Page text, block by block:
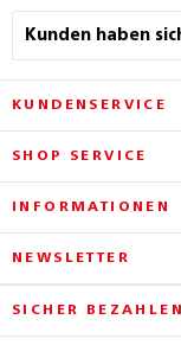
Kunden haben
KUNDENSERVICE
SHOP SERVICE
INFORMATIONEN
NEWSLETTER
SICHER